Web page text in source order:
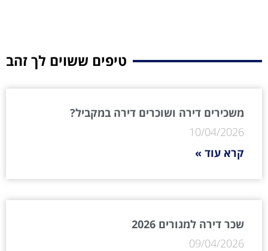
טיפים ששוים לך זהב
משכירים דירה ושוכרים דירה במקביל?
10/04/2026
קרא עוד »
שכר דירה למגורים 2026
09/04/2026